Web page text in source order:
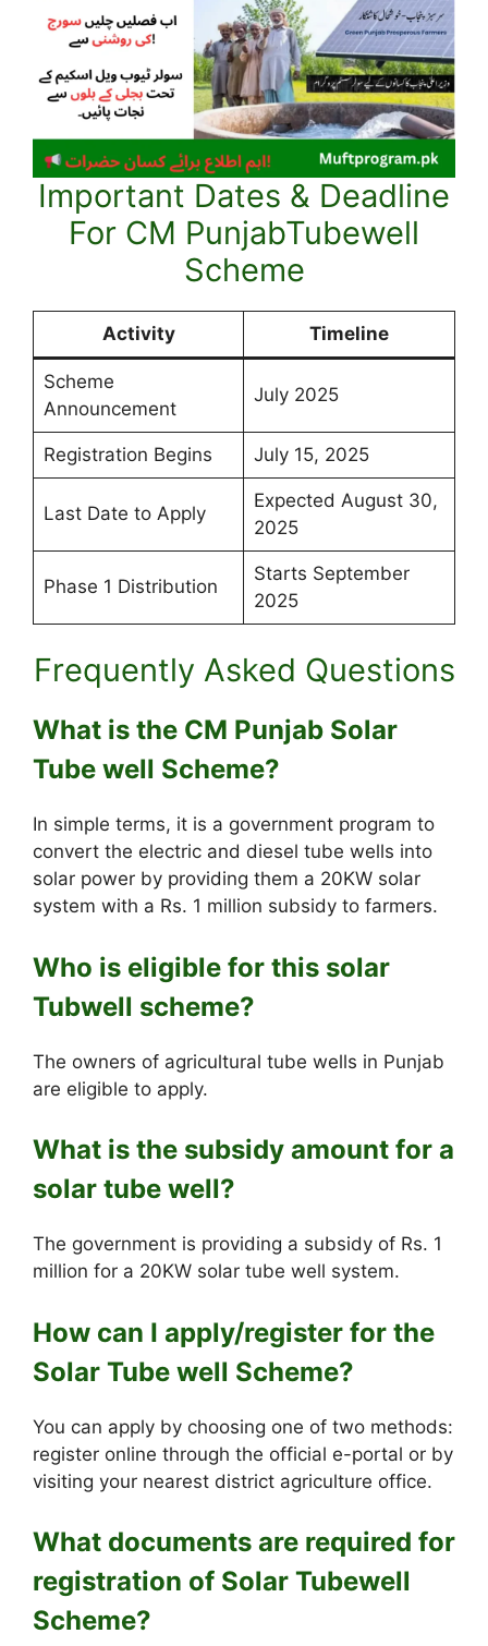
Important Dates & Deadline
For CM PunjabTubewell
Scheme
Activity Timeline
Scheme
Announcement
July 2025
Registration Begins July 15, 2025
Last Date to Apply
Expected August 30,
2025
Phase 1 Distribution
Starts September
2025
Frequently Asked Questions
What is the CM Punjab Solar
Tube well Scheme?
In simple terms, it is a government program to
convert the electric and diesel tube wells into
solar power by providing them a 20KW solar
system with a Rs. 1 million subsidy to farmers.
Who is eligible for this solar
Tubwell scheme?
The owners of agricultural tube wells in Punjab
are eligible to apply.
What is the subsidy amount for a
solar tube well?
The government is providing a subsidy of Rs. 1
million for a 20KW solar tube well system.
How can I apply/register for the
Solar Tube well Scheme?
You can apply by choosing one of two methods:
register online through the official e-portal or by
visiting your nearest district agriculture office.
What documents are required for
registration of Solar Tubewell
Scheme?